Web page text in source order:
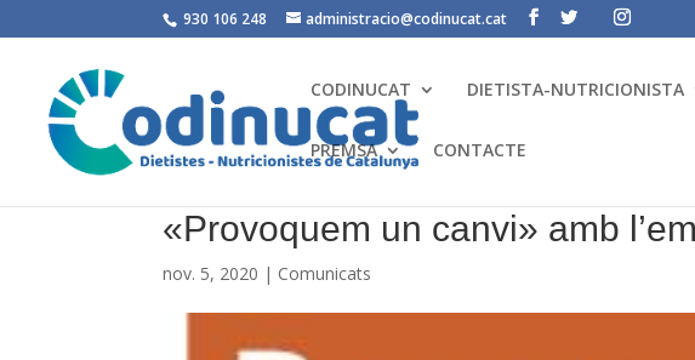
930 106 248 administracio@codinucat.cat
CODINUCAT DIETISTA-NUTRICIONISTA
PREMSA CONTACTE
«Provoquem un canvi» amb
nov. 5, 2020 | Comunicats